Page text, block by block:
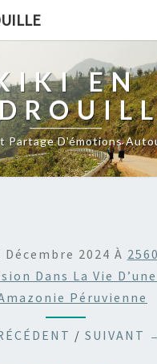
EN
Partage D'émotions
Décembre 2024 À
Dans La Vie
Péruvienne
/ SUIVANT